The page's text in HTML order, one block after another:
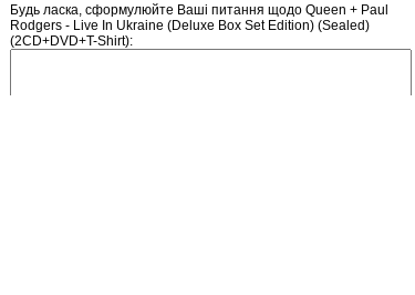
Будь ласка, сформулюйте Ваші питання щодо Queen + Paul
Rodgers - Live In Ukraine (Deluxe Box Set Edition) (Sealed)
(2CD+DVD+T-Shirt):